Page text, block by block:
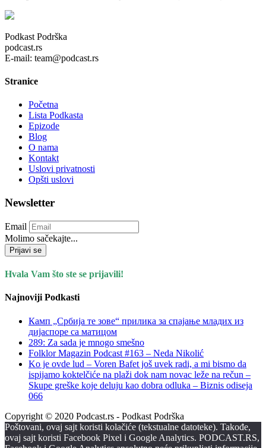
Podkast Podrška
podcast.rs
E-mail: team@podcast.rs
Stranice
Početna
Lista Podkasta
Epizode
Blog
O nama
Kontakt
Uslovi privatnosti
Opšti uslovi
Newsletter
Email
Molimo sačekajte...
Prijavi se
Hvala Vam što ste se prijavili!
Najnoviji Podkasti
Камп „Србија те зове“ прилика за спајање младих из
дијаспоре са матицом
289: Za sada je mnogo smešno
Folklor Magazin Podcast #163 – Neda Nikolić
Ko je ovde lud – Voren Bafet još uvek radi, a mi bismo da
ispijamo koktelčiće na plaži dok nam novac leže na rečun –
Skupe greške koje deluju kao dobra odluka – Biznis odiseja
066
Copyright © 2020 Podcast.rs - Podkast Podrška
Poštovani, ovaj sajt koristi kolačiće (tekstualne datoteke). Takođe,
ovaj sajt koristi Facebook Pixel i Google Analytics. PODCAST.RS,